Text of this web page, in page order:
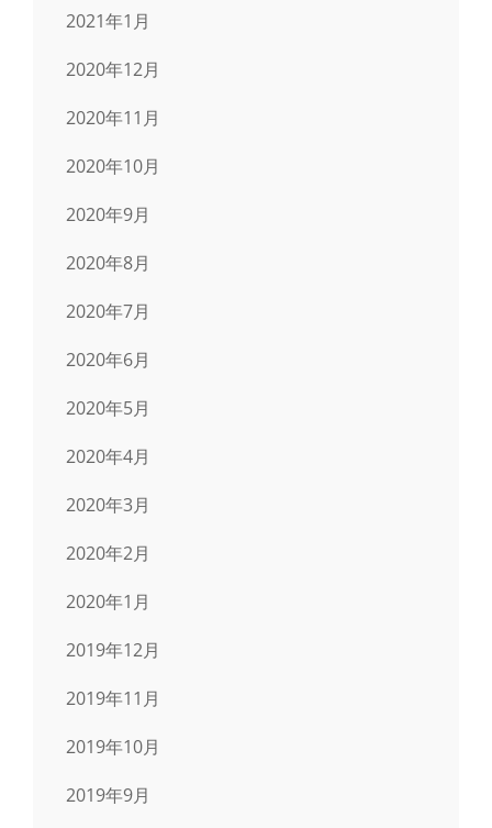
2021年1月
2020年12月
2020年11月
2020年10月
2020年9月
2020年8月
2020年7月
2020年6月
2020年5月
2020年4月
2020年3月
2020年2月
2020年1月
2019年12月
2019年11月
2019年10月
2019年9月